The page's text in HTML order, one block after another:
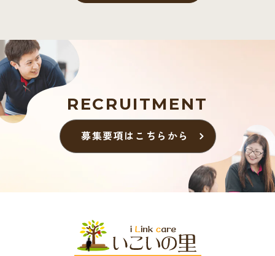
RECRUITMENT
募集要項はこちらから